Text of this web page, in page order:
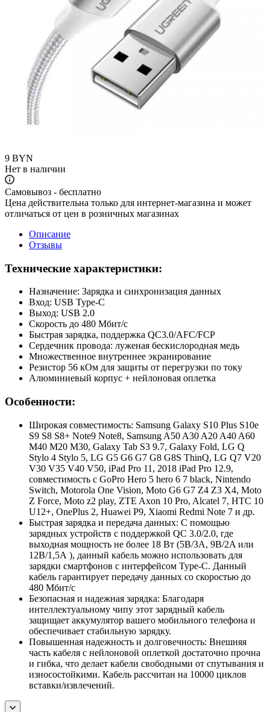
9 BYN
Нет в наличии
Самовывоз - бесплатно
Цена действительна только для интернет-магазина и может
отличаться от цен в розничных магазинах
Описание
Отзывы
Технические характеристики:
Назначение: Зарядка и синхронизация данных
Вход: USB Type-C
Выход: USB 2.0
Скорость до 480 Мбит/с
Быстрая зарядка, поддержка QC3.0/AFC/FCP
Сердечник провода: луженая бескислородная медь
Множественное внутреннее экранирование
Резистор 56 кОм для защиты от перегрузки по току
Алюминиевый корпус + нейлоновая оплетка
Особенности:
Широкая совместимость: Samsung Galaxy S10 Plus S10e
S9 S8 S8+ Note9 Note8, Samsung A50 A30 A20 A40 A60
M40 M20 M30, Galaxy Tab S3 9.7, Galaxy Fold, LG Q
Stylo 4 Stylo 5, LG G5 G6 G7 G8 G8S ThinQ, LG Q7 V20
V30 V35 V40 V50, iPad Pro 11, 2018 iPad Pro 12.9,
совместимость с GoPro Hero 5 hero 6 7 black, Nintendo
Switch, Motorola One Vision, Moto G6 G7 Z4 Z3 X4, Moto
Z Force, Moto z2 play, ZTE Axon 10 Pro, Alcatel 7, HTC 10
U12+, OnePlus 2, Huawei P9, Xiaomi Redmi Note 7 и др.
Быстрая зарядка и передача данных: С помощью
зарядных устройств с поддержкой QC 3.0/2.0, где
выходная мощность не более 18 Вт (5В/3A, 9В/2A или
12В/1,5А ), данный кабель можно использовать для
зарядки смартфонов с интерфейсом Type-C. Данный
кабель гарантирует передачу данных со скоростью до
480 Мбит/с
Безопасная и надежная зарядка: Благодаря
интеллектуальному чипу этот зарядный кабель
защищает аккумулятор вашего мобильного телефона и
обеспечивает стабильную зарядку.
Повышенная надежность и долговечность: Внешняя
часть кабеля с нейлоновой оплеткой достаточно прочна
и гибка, что делает кабели свободными от спутывания и
износостойкими. Кабель рассчитан на 10000 циклов
вставки/извлечений.